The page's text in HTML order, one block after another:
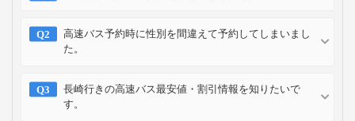
高速バス予約時に性別を間違えて予約してしまいまし
た。
長崎行きの高速バス最安値・割引情報を知りたいで
す。